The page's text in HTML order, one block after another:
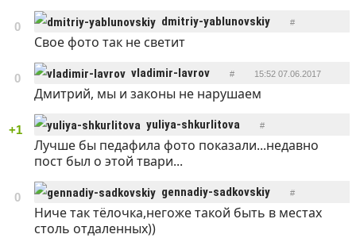
0 dmitriy-yablunovskiy #
15:49 07.06.2017
Свое фото так не светит
0 vladimir-lavrov # 15:52 07.06.2017
Дмитрий, мы и законы не нарушаем
+1 yuliya-shkurlitova #
16:21 07.06.2017 ОТВЕТИТЬ
Лучше бы педафила фото показали...недавно
пост был о этой твари...
0 gennadiy-sadkovskiy #
16:29 07.06.2017 ОТВЕТИТЬ
Ниче так тёлочка,негоже такой быть в местах
столь отдаленных))